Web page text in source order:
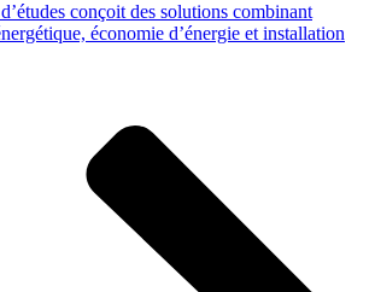
conçoit des solutions combinant
économie d’énergie et installation